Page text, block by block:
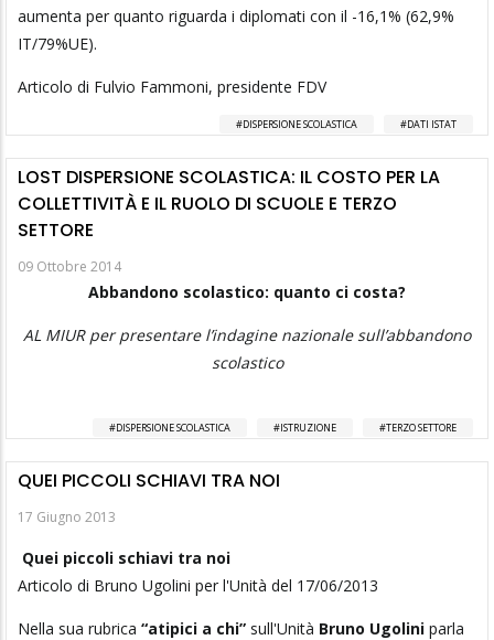
aumenta per quanto riguarda i diplomati con il -16,1% (62,9%
IT/79%UE).
Articolo di Fulvio Fammoni, presidente FDV
DISPERSIONE SCOLASTICA DATI ISTAT
LOST DISPERSIONE SCOLASTICA: IL COSTO PER LA
COLLETTIVITÀ E IL RUOLO DI SCUOLE E TERZO
SETTORE
09 Ottobre 2014
Abbandono scolastico: quanto ci costa?
AL MIUR per presentare l’indagine nazionale sull’abbandono
scolastico
DISPERSIONE SCOLASTICA ISTRUZIONE TERZO SETTORE
QUEI PICCOLI SCHIAVI TRA NOI
17 Giugno 2013
Quei piccoli schiavi tra noi
Articolo di Bruno Ugolini per l'Unità del 17/06/2013
Nella sua rubrica “atipici a chi” sull'Unità Bruno Ugolini parla